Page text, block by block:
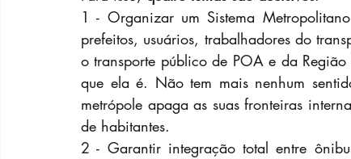
1 - Organizar um Sistema
prefeitos, usuários, trabalhadores do
o transporte público de POA e da
que ela é. Não tem mais nenhum
metrópole apaga as suas fronteiras
de habitantes.
2 - Garantir integração total entre